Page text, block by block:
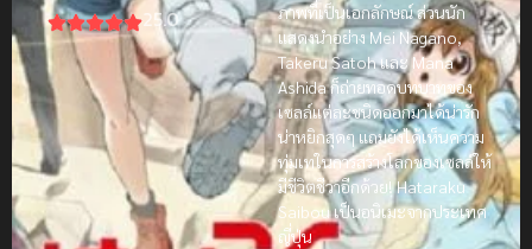
25.0
ภาพที่เป็นเอกลักษณ์ ส่วนนัก
แสดงนำอย่าง Mei Nagano,
Takeru Satoh และ Mana
Ashida ก็ถ่ายทอดบทบาทของ
เซลล์แต่ละชนิดออกมาได้น่ารัก
น่าหยิกสุดๆ แถมยังได้เห็นความ
ทุ่มเทในการสร้างโลกของเซลล์ให้
มีชีวิตชีวาอีกด้วย! Hataraku
Saibou เป็นอนิเมะจากประเทศ
ญี่ปุ่น